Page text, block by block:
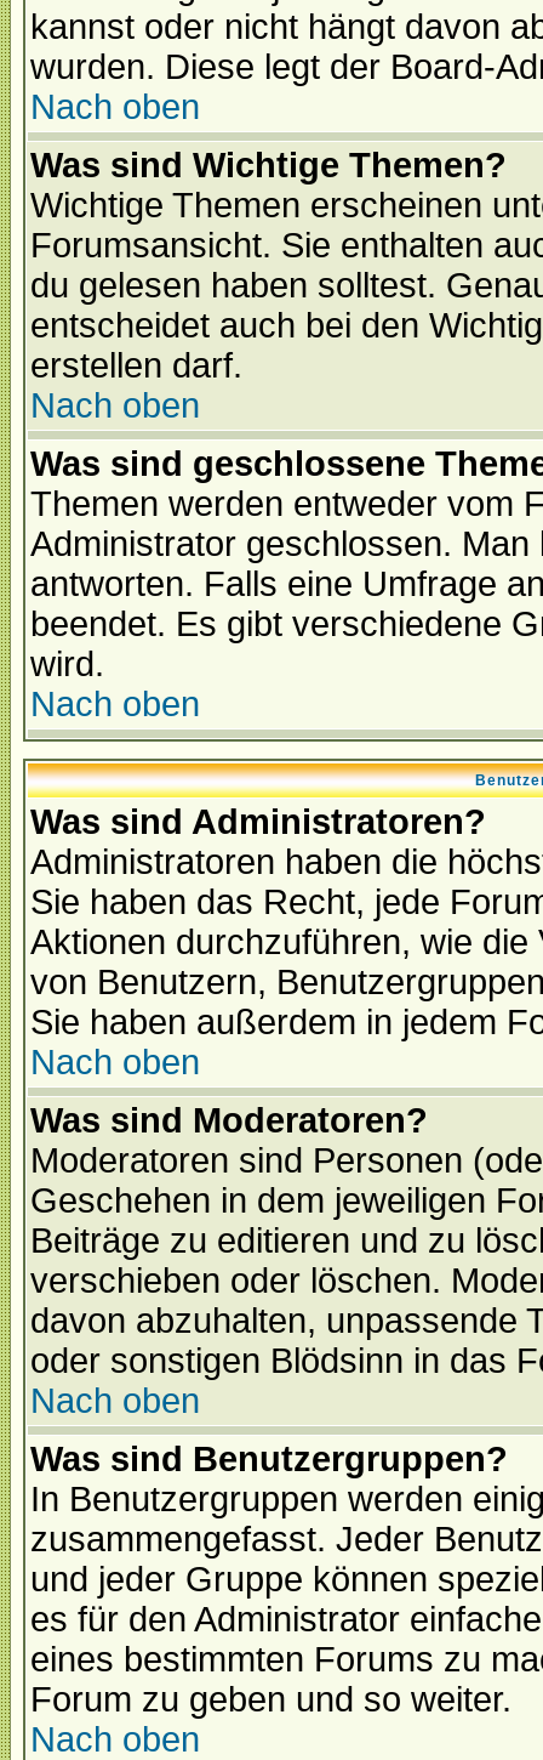
kannst oder nicht hängt davon
wurden. Diese legt der Board-
Nach oben
Was sind Wichtige Themen?
Wichtige Themen erscheinen
Forumsansicht. Sie enthalten
du gelesen haben solltest.
entscheidet auch bei den
erstellen darf.
Nach oben
Was sind geschlossene
Themen werden entweder vom
Administrator geschlossen.
antworten. Falls eine Umfrage
beendet. Es gibt verschiedene
wird.
Nach oben
Was sind Administratoren?
Administratoren haben die
Sie haben das Recht, jede
Aktionen durchzuführen, wie
von Benutzern,
Sie haben außerdem in jedem
Nach oben
Was sind Moderatoren?
Moderatoren sind Personen
Geschehen in dem jeweiligen
Beiträge zu editieren und zu
verschieben oder löschen.
davon abzuhalten, unpassende
oder sonstigen Blödsinn in das
Nach oben
Was sind Benutzergruppen?
In Benutzergruppen werden
zusammengefasst. Jeder
und jeder Gruppe können
es für den Administrator
eines bestimmten Forums zu
Forum zu geben und so weiter.
Nach oben